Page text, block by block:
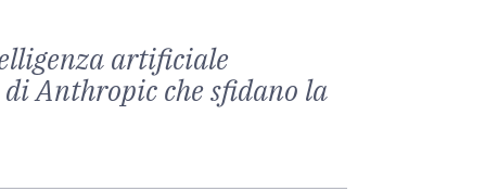
artificiale
Anthropic che sfidano la